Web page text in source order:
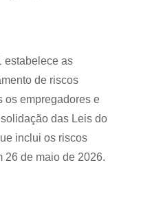
estabelece as
de riscos
os empregadores e
das Leis do
inclui os riscos
26 de maio de 2026.